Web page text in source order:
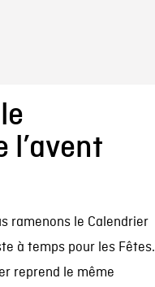
l’avent
ramenons le Calendrier
à temps pour les Fêtes.
reprend le même